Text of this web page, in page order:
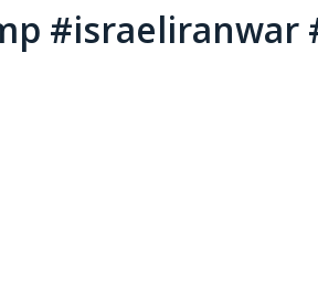
#israeliranwar